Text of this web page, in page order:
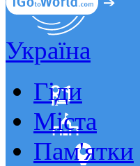
Україна
Гіди
Міста
Пам'ятки